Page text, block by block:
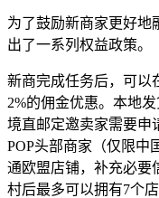
为了鼓励新商家更好地
出了一系列权益政策。
新商完成任务后，可以
2%的佣金优惠。本地
境直邮定邀卖家需要申
POP头部商家（仅限中
通欧盟店铺，补充必要
村后最多可以拥有7个